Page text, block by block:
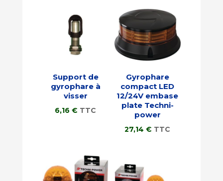
Support de
gyrophare à
visser
6,16€ TTC
Gyrophare
compact LED
12/24V embase
plate Techni-
power
27,14€ TTC